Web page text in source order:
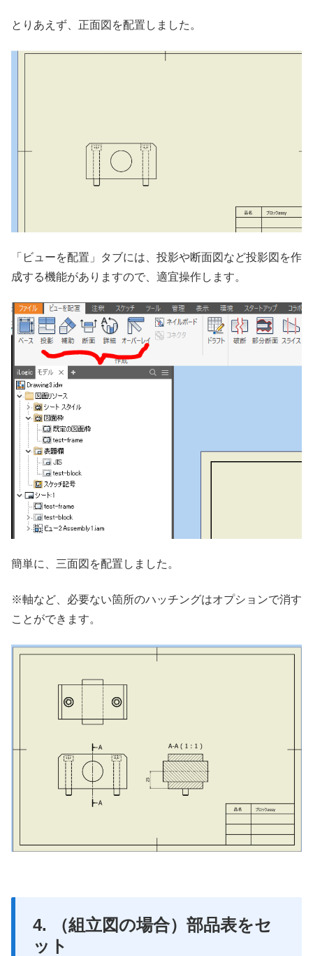
とりあえず、正面図を配置しました。
「ビューを配置」タブには、投影や断面図など投影図を作
成する機能がありますので、適宜操作します。
簡単に、三面図を配置しました。
※軸など、必要ない箇所のハッチングはオプションで消す
ことができます。
4. （組立図の場合）部品表をセ
ット